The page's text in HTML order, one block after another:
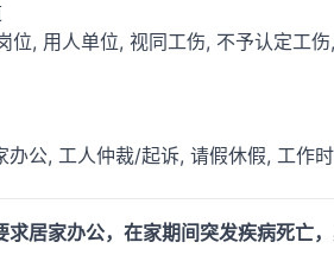
位, 用人单位, 视同工伤, 不予认定工
办公, 工人仲裁/起诉, 请假休假, 工作
求居家办公，在家期间突发疾病死亡